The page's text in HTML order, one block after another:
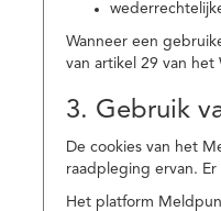
Wanneer een
van artikel 29 van
3. Gebruik
De cookies van het
raadpleging ervan.
Het platform